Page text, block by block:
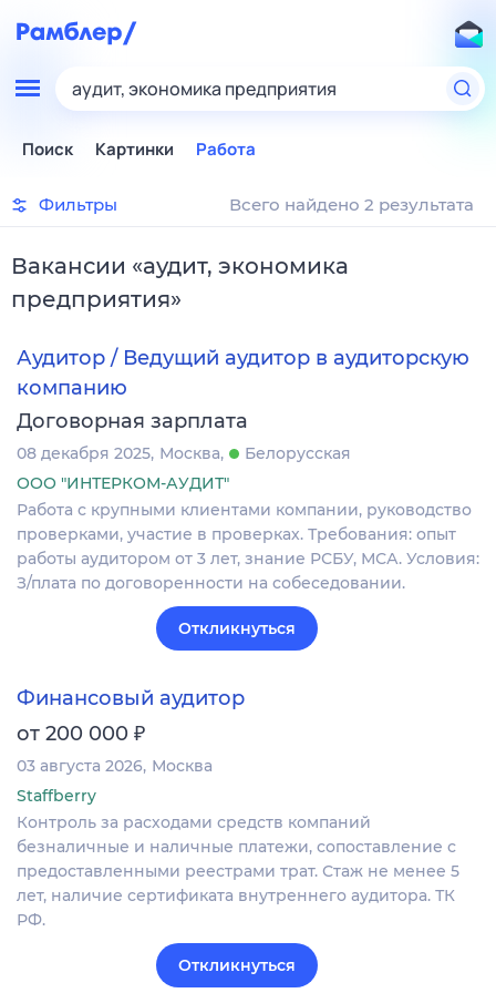
аудит, экономика предприятия
Поиск Картинки Работа
Фильтры Всего найдено 2 результата
Вакансии «аудит, экономика
предприятия»
Аудитор / Ведущий аудитор в аудиторскую
компанию
Договорная зарплата
08 декабря 2025 Москва
Белорусская
ООО "ИНТЕРКОМ-АУДИТ"
Работа с крупными клиентами компании, руководство
проверками, участие в проверках. Требования: опыт
работы аудитором от 3 лет, знание РСБУ, МСА. Условия:
З/плата по договоренности на собеседовании.
Откликнуться
Финансовый аудитор
от 200 000 ₽
03 августа 2026 Москва
Staffberry
Контроль за расходами средств компаний
безналичные и наличные платежи, сопоставление с
предоставленными реестрами трат. Стаж не менее 5
лет, наличие сертификата внутреннего аудитора. ТК
РФ.
Откликнуться